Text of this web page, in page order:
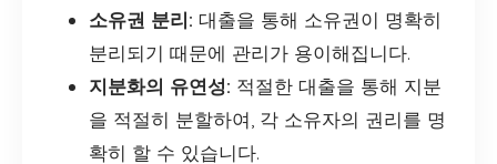
소유권 분리: 대출을 통해 소유권이 명확히
분리되기 때문에 관리가 용이해집니다.
지분화의 유연성: 적절한 대출을 통해 지분
을 적절히 분할하여, 각 소유자의 권리를 명
확히 할 수 있습니다.